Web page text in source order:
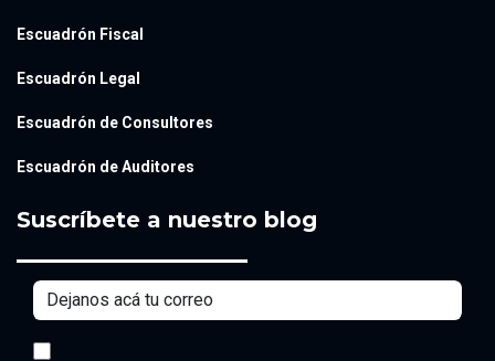
Escuadrón Fiscal
Escuadrón Legal
Escuadrón de Consultores
Escuadrón de Auditores
Suscríbete a nuestro blog